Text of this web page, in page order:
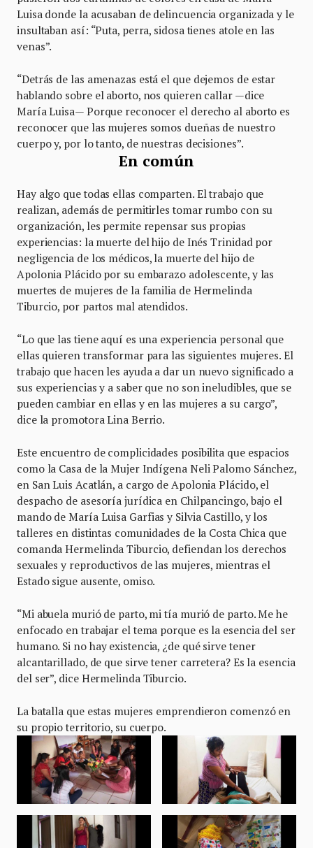
Luisa donde la acusaban de delincuencia organizada y le
insultaban así: “Puta, perra, sidosa tienes atole en las
venas”.
“Detrás de las amenazas está el que dejemos de estar
hablando sobre el aborto, nos quieren callar —dice
María Luisa— Porque reconocer el derecho al aborto es
reconocer que las mujeres somos dueñas de nuestro
cuerpo y, por lo tanto, de nuestras decisiones”.
En común
Hay algo que todas ellas comparten. El trabajo que
realizan, además de permitirles tomar rumbo con su
organización, les permite repensar sus propias
experiencias: la muerte del hijo de Inés Trinidad por
negligencia de los médicos, la muerte del hijo de
Apolonia Plácido por su embarazo adolescente, y las
muertes de mujeres de la familia de Hermelinda
Tiburcio, por partos mal atendidos.
“Lo que las tiene aquí es una experiencia personal que
ellas quieren transformar para las siguientes mujeres. El
trabajo que hacen les ayuda a dar un nuevo significado a
sus experiencias y a saber que no son ineludibles, que se
pueden cambiar en ellas y en las mujeres a su cargo”,
dice la promotora Lina Berrio.
Este encuentro de complicidades posibilita que espacios
como la Casa de la Mujer Indígena Neli Palomo Sánchez,
en San Luis Acatlán, a cargo de Apolonia Plácido, el
despacho de asesoría jurídica en Chilpancingo, bajo el
mando de María Luisa Garfias y Silvia Castillo, y los
talleres en distintas comunidades de la Costa Chica que
comanda Hermelinda Tiburcio, defiendan los derechos
sexuales y reproductivos de las mujeres, mientras el
Estado sigue ausente, omiso.
“Mi abuela murió de parto, mi tía murió de parto. Me he
enfocado en trabajar el tema porque es la esencia del ser
humano. Si no hay existencia, ¿de qué sirve tener
alcantarillado, de que sirve tener carretera? Es la esencia
del ser”, dice Hermelinda Tiburcio.
La batalla que estas mujeres emprendieron comenzó en
su propio territorio, su cuerpo.